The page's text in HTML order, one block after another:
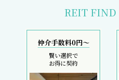
REIT FIND
仲介手数料0円～
賢い選択で
お得に契約